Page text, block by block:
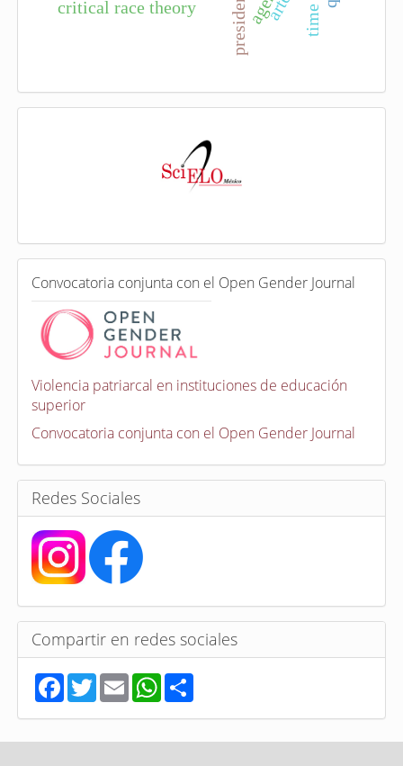
critical race theory
a
e
n
C
o
o
a
t
o
r
a
s
Convocatoria conjunta con el Open Gender Journal
Violencia patriarcal en instituciones de educación
superior
Convocatoria conjunta con el Open Gender Journal
Redes Sociales
Compartir en redes sociales
F
a
c
e
b
T
w
t
t
E
m
a
i
l
W
h
a
t
s
S
h
r
e